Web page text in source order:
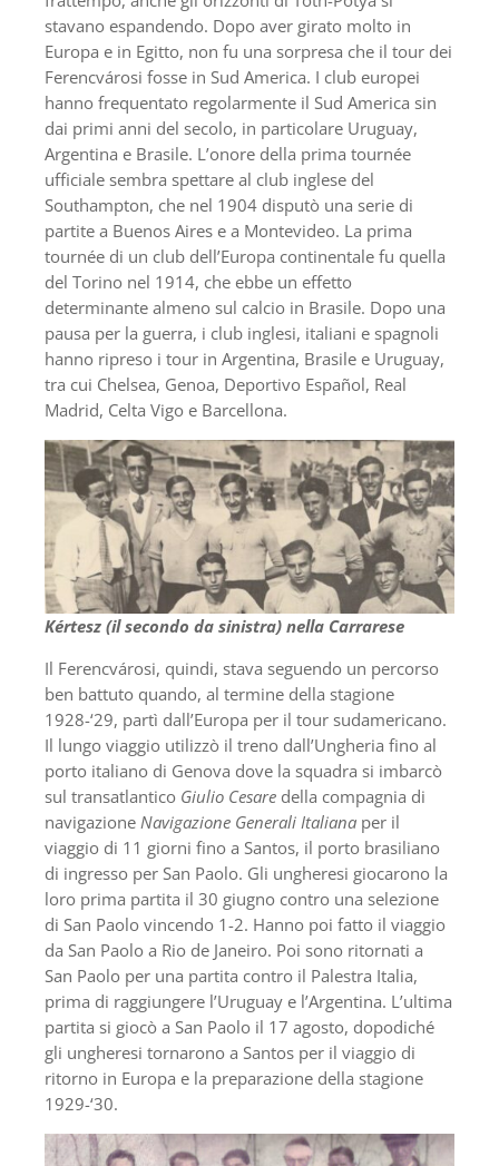
stavano espandendo. Dopo aver girato molto in
Europa e in Egitto, non fu una sorpresa che il tour dei
Ferencvárosi fosse in Sud America. I club europei
hanno frequentato regolarmente il Sud America sin
dai primi anni del secolo, in particolare Uruguay,
Argentina e Brasile. L’onore della prima tournée
ufficiale sembra spettare al club inglese del
Southampton, che nel 1904 disputò una serie di
partite a Buenos Aires e a Montevideo. La prima
tournée di un club dell’Europa continentale fu quella
del Torino nel 1914, che ebbe un effetto
determinante almeno sul calcio in Brasile. Dopo una
pausa per la guerra, i club inglesi, italiani e spagnoli
hanno ripreso i tour in Argentina, Brasile e Uruguay,
tra cui Chelsea, Genoa, Deportivo Español, Real
Madrid, Celta Vigo e Barcellona.
Kértesz (il secondo da sinistra) nella Carrarese
Il Ferencvárosi, quindi, stava seguendo un percorso
ben battuto quando, al termine della stagione
1928-‘29, partì dall’Europa per il tour sudamericano.
Il lungo viaggio utilizzò il treno dall’Ungheria fino al
porto italiano di Genova dove la squadra si imbarcò
sul transatlantico Giulio Cesare della compagnia di
navigazione Navigazione Generali Italiana per il
viaggio di 11 giorni fino a Santos, il porto brasiliano
di ingresso per San Paolo. Gli ungheresi giocarono la
loro prima partita il 30 giugno contro una selezione
di San Paolo vincendo 1-2. Hanno poi fatto il viaggio
da San Paolo a Rio de Janeiro. Poi sono ritornati a
San Paolo per una partita contro il Palestra Italia,
prima di raggiungere l’Uruguay e l’Argentina. L’ultima
partita si giocò a San Paolo il 17 agosto, dopodiché
gli ungheresi tornarono a Santos per il viaggio di
ritorno in Europa e la preparazione della stagione
1929-‘30.